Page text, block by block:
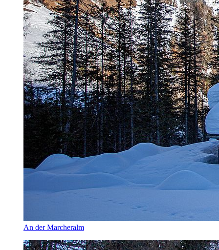
An der Marcheralm